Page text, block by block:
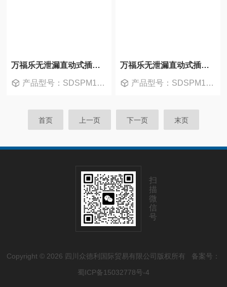
万福乐无泄漏直动式插装阀SDSPM18-FG
产品型号：SDSPM18-FG-G24/KD35
万福乐无泄漏直动式插装阀SDSPM18
产品型号：SDSPM18-BA-G24/KD35
首页 上一页 下一页 末页
扫
描
微
信
号
Copyright © 2026 四川众德利国际贸易有限公司版权所有 备案号：
蜀ICP备15032778号-4